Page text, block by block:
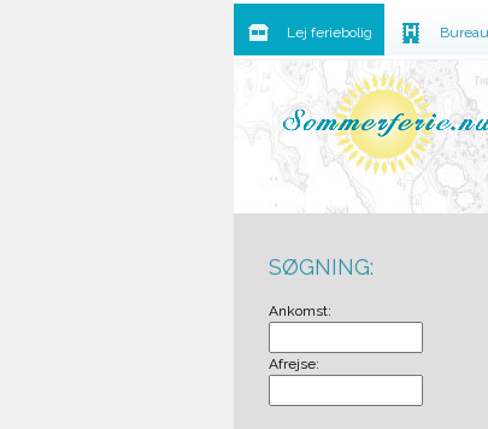
SØGNING:
Ankomst:
Afrejse:
Lej feriebolig